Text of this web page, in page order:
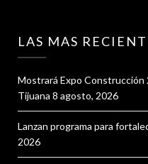
LAS MAS
Mostrará Expo
Tijuana 8 agosto, 2026
Lanzan programa para
2026